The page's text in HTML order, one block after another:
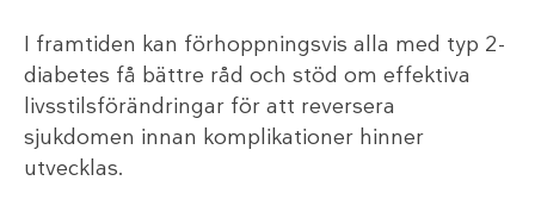
I framtiden kan förhoppningsvis alla med typ 2-
diabetes få bättre råd och stöd om effektiva
livsstilsförändringar för att reversera
sjukdomen innan komplikationer hinner
utvecklas.